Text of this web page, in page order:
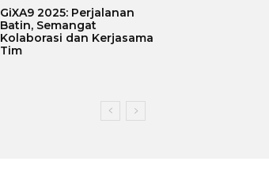
GiXA9 2025: Perjalanan
Batin, Semangat
Kolaborasi dan Kerjasama
Tim